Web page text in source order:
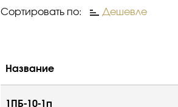
Сортировать по: Дешевле
Название
1ПБ-10-1п